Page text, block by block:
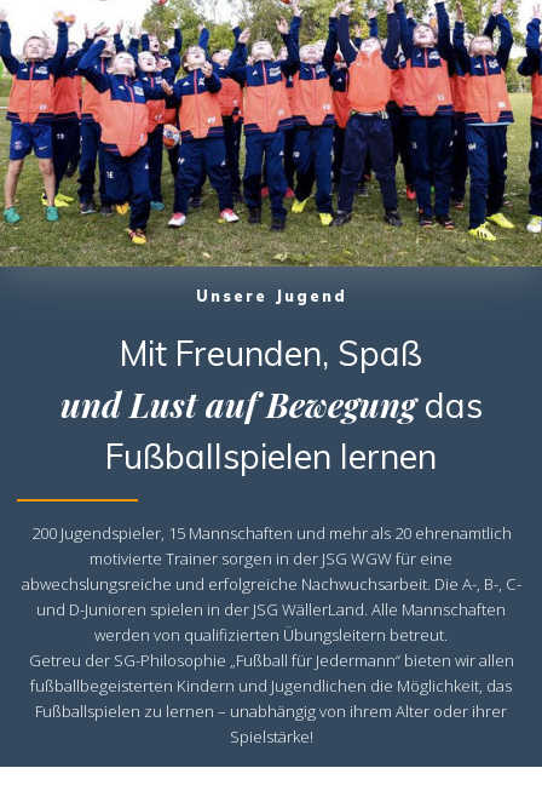
Unsere Jugend
Mit Freunden, Spaß
und Lust auf Bewegungdas
Fußballspielen lernen
200 Jugendspieler, 15 Mannschaften und mehr als 20 ehrenamtlich
motivierte Trainer sorgen in der JSG WGW für eine
abwechslungsreiche und erfolgreiche Nachwuchsarbeit. Die A-, B-, C-
und D-Junioren spielen in der JSG WällerLand. Alle Mannschaften
werden von qualifizierten Übungsleitern betreut.
Getreu der SG-Philosophie „Fußball für Jedermann“ bieten wir allen
fußballbegeisterten Kindern und Jugendlichen die Möglichkeit, das
Fußballspielen zu lernen – unabhängig von ihrem Alter oder ihrer
Spielstärke!